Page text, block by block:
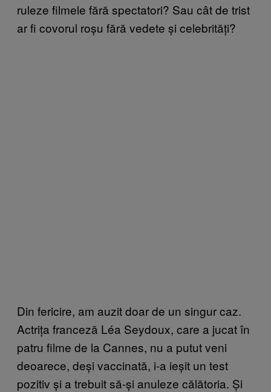
ruleze filmele fără spectatori? Sau cât de trist
ar fi covorul roșu fără vedete și celebrități?
Din fericire, am auzit doar de un singur caz.
Actrița franceză Léa Seydoux, care a jucat în
patru filme de la Cannes, nu a putut veni
deoarece, deși vaccinată, i-a ieșit un test
pozitiv și a trebuit să-și anuleze călătoria. Și